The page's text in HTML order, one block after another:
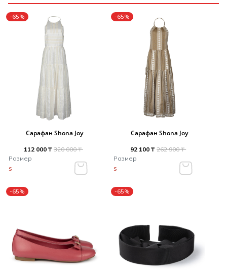
-65%
Сарафан Shona Joy
112 000 ₸ 320 000 ₸
Размер
S
-65%
Сарафан Shona Joy
92 100 ₸ 262 900 ₸
Размер
S
-65% -65%